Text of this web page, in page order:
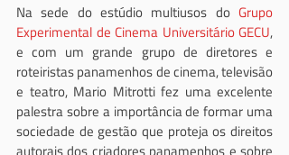
Na sede do estúdio multiusos do Grupo
Experimental de Cinema Universitário GECU,
e com um grande grupo de diretores e
roteiristas panamenhos de cinema, televisão
e teatro, Mario Mitrotti fez uma excelente
palestra sobre a importância de formar uma
sociedade de gestão que proteja os direitos
autorais dos criadores panamenhos e sobre